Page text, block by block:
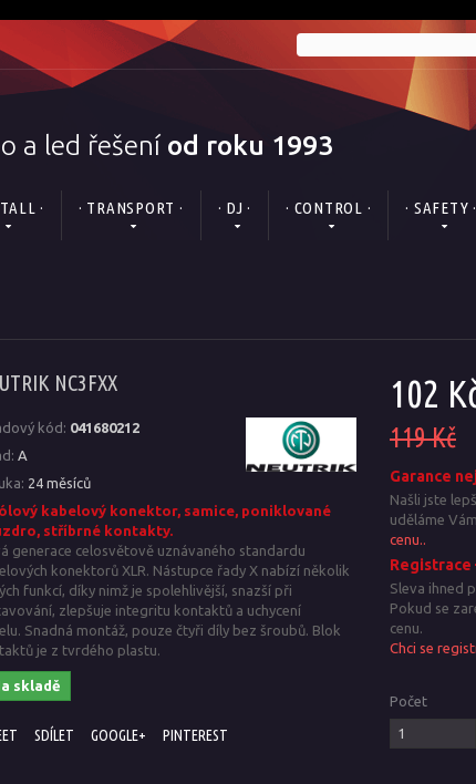
a led řešení od roku 1993
· · TRANSPORT · · DJ · · CONTROL · · SAFETY ·
NC3FXX
kód: 041680212
A
24 měsíců
kabelový konektor, samice, poniklované
stříbrné kontakty.
generace celosvětově uznávaného standardu
konektorů XLR. Nástupce řady X nabízí několik
funkcí, díky nimž je spolehlivější, snazší při
zlepšuje integritu kontaktů a uchycení
Snadná montáž, pouze čtyři díly bez šroubů. Blok
je z tvrdého plastu.
skladě
SDÍLET GOOGLE+ PINTEREST
102
119 Kč
Garance
Našli jste
uděláme
cenu..
Registrace
Sleva ihned
Pokud se
cenu.
Chci se
Počet